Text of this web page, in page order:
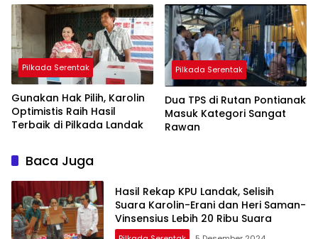
Pilkada Serentak
Gunakan Hak Pilih, Karolin
Optimistis Raih Hasil
Terbaik di Pilkada Landak
Pilkada Serentak
Dua TPS di Rutan Pontianak
Masuk Kategori Sangat
Rawan
Baca Juga
Hasil Rekap KPU Landak, Selisih
Suara Karolin-Erani dan Heri Saman-
Vinsensius Lebih 20 Ribu Suara